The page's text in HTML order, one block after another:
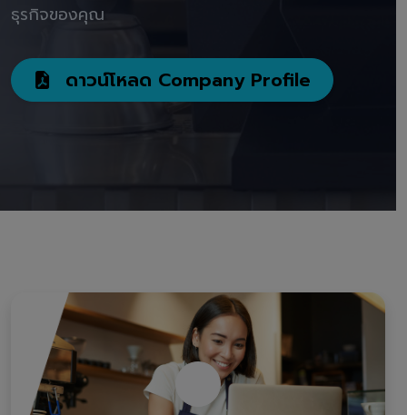
ธุรกิจของคุณ
ดาวน์โหลด Company Profile